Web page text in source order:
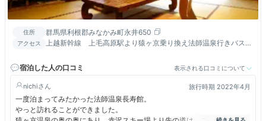
住所 群馬県利根郡みなかみ町永井650
アクセス
上越新幹線 上毛高原駅より猿ヶ京乗り換え法師温泉行きバスで
宿泊した人の口コミ
表示される口コミについて
nichi 旅行時期 2022年4月
一度泊まってみたかった法師温泉長寿館。
やっと訪れることができました。